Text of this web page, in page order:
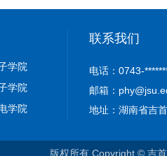
学院
学院
学院
联系我们
电话：0743-
邮箱：
地址：湖南省吉
版权所有 Copyright © 吉